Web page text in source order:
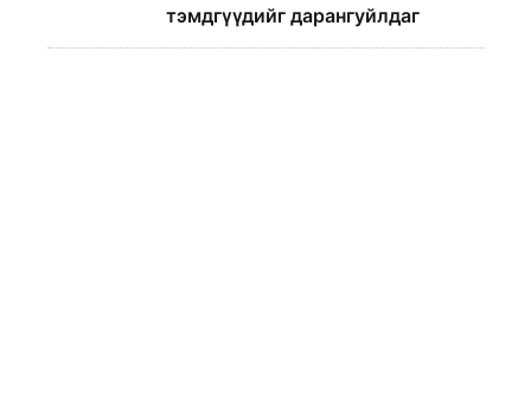
тэмдгүүдийг дарангуйлдаг